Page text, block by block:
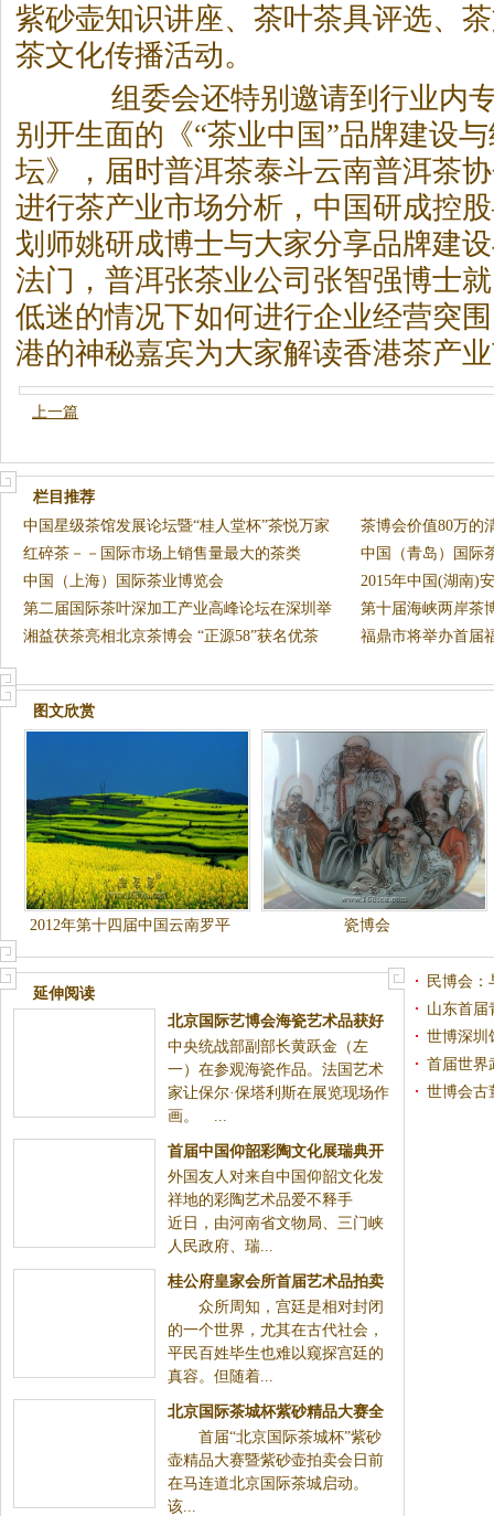
紫砂壶知识讲座、 茶叶茶具评选、 茶
茶文化传播活动。
组委会还特别邀请到行业内专
别开生面的《“茶业中国”品牌建设
坛》，届时普洱茶泰斗云南普洱茶
进行茶产业市场分析，中国研成控
划师姚研成博士与大家分享品牌建
法门，普洱张茶业公司张智强博士
低迷的情况下如何进行企业经营突
港的神秘嘉宾为大家解读香港茶产
上一篇
栏目推荐
中国星级茶馆发展论坛暨“桂人堂杯”茶悦万家
茶博会价值80万的
红碎茶－－国际市场上销售量最大的茶类
中国（青岛）国际
中国（上海）国际茶业博览会
2015年中国(湖南)
发
第二届国际茶叶深加工产业高峰论坛在深圳举
行
第十届海峡两岸茶
湘益茯茶亮相北京茶博会 “正源58”获名优茶
福鼎市将举办首届
图文欣赏
2012年第十四届中国云南罗平
国际油菜花文化旅游节（转）
瓷博会
延伸阅读
北京国际艺博会海瓷艺术品获好
评如潮
中央统战部副部长黄跃金（左
一）在参观海瓷作品。法国艺术
家让保尔·保塔利斯在展览现场作
画。 ...
首届中国仰韶彩陶文化展瑞典开
幕
外国友人对来自中国仰韶文化发
祥地的彩陶艺术品爱不释手
近日，由河南省文物局、三门峡
人民政府、瑞...
桂公府皇家会所首届艺术品拍卖
会9月开幕
众所周知，宫廷是相对封闭
的一个世界，尤其在古代社会，
平民百姓毕生也难以窥探宫廷的
真容。但随着...
北京国际茶城杯紫砂精品大赛全
球征集作品
首届“北京国际茶城杯”紫砂
壶精品大赛暨紫砂壶拍卖会日前
在马连道北京国际茶城启动。
该...
民博会：
山东首届
世博深圳
首届世界
世博会古